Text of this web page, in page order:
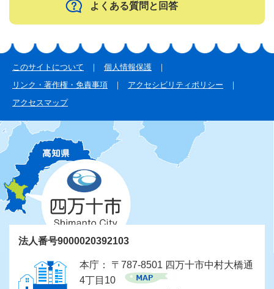
よくある質問と回答
このサイトについて
個人情報保護
リンク・著作権・免責事項
アクセシビリティポリシー
アクセスマップ
法人番号9000020392103
本庁： 〒787-8501 四万十市中村大橋通
4丁目10